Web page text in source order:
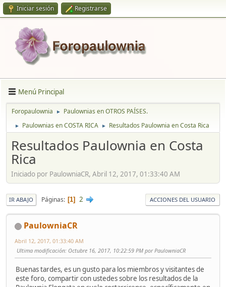
Iniciar sesión Registrarse
Menú Principal
Foropaulownia ► Paulownias en OTROS PAÍSES.
► Paulownias en COSTA RICA ► Resultados Paulownia en Costa Rica
Resultados Paulownia en Costa
Rica
Iniciado por PaulowniaCR, Abril 12, 2017, 01:33:40 AM
IR ABAJO Páginas 1 2 ACCIONES DEL USUARIO
PaulowniaCR
Abril 12, 2017, 01:33:40 AM
Ultima modificación: Octubre 16, 2017, 10:22:59 PM por PaulowniaCR
Buenas tardes, es un gusto para los miembros y visitantes de
este foro, compartir con ustedes sobre los resultados de la